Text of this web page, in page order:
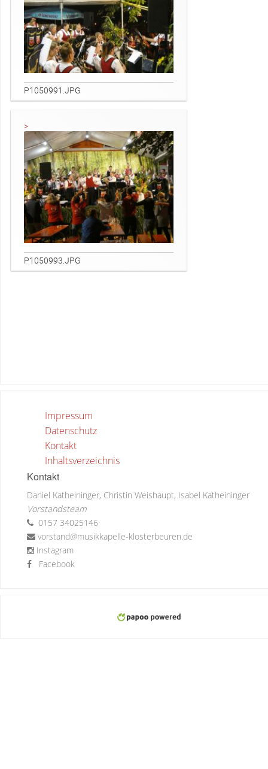
P1050991.JPG
P1050993.JPG
Impressum
Datenschutz
Kontakt
Inhaltsverzeichnis
Kontakt
Daniel Katheininger, Christin Weishaupt, Isabel Katheininger
Vorstandsteam
0157 34025146
vorstand@musikkapelle-klosterbeuren.de
Instagram
Facebook